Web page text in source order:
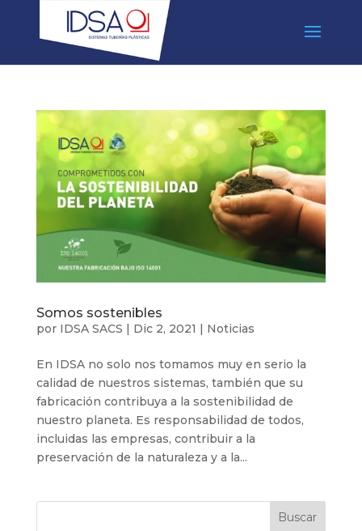
Somos sostenibles
por IDSA SACS | Dic 2, 2021 | Noticias
En IDSA no solo nos tomamos muy en serio la
calidad de nuestros sistemas, también que su
fabricación contribuya a la sostenibilidad de
nuestro planeta. Es responsabilidad de todos,
incluidas las empresas, contribuir a la
preservación de la naturaleza y a la...